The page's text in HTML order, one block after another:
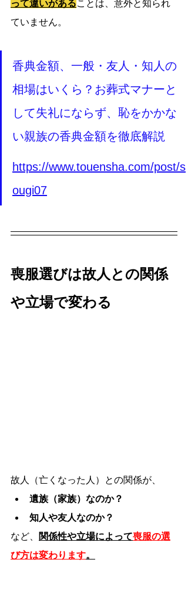
って違いがあることは、意外と知られ
ていません。
香典金額、一般・友人・知人の
相場はいくら？お葬式マナーと
して失礼にならず、恥をかかな
い親族の香典金額を徹底解説
https://www.touensha.com/post/s
ougi07
喪服選びは故人との関係
や立場で変わる
故人（亡くなった人）との関係が、
遺族 （家族）なのか？
知人や友人なのか？
など、
関係性や立場によって喪服の選
び方は変わります。